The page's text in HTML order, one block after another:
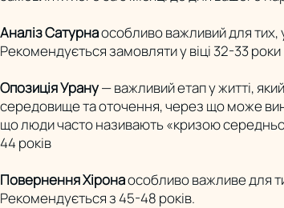
Аналіз Сатурнаособливо важливий для тих,
Рекомендується замовляти у віці 32-33 роки
Опозиція Урану— важливий етап у житті,
середовище та оточення, через що може
що люди часто називають «кризою
44 років
Повернення Хіронаособливо важливе для
Рекомендується з 45-48 років.